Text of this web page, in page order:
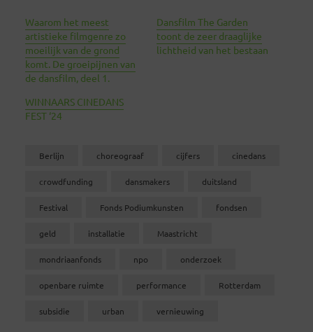
Waarom het meest
artistieke filmgenre zo
moeilijk van de grond
komt. De groeipijnen van
de dansfilm, deel 1.
Dansfilm The Garden
toont de zeer draaglijke
lichtheid van het bestaan
WINNAARS CINEDANS
FEST ‘24
Berlijn choreograaf cijfers cinedans
crowdfunding dansmakers duitsland
Festival Fonds Podiumkunsten fondsen
geld installatie Maastricht
mondriaanfonds npo onderzoek
openbare ruimte performance Rotterdam
subsidie urban vernieuwing